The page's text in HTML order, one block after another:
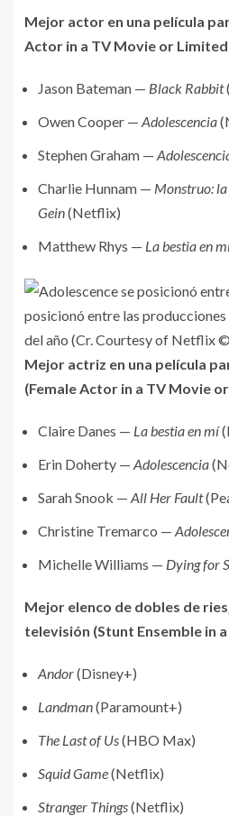
Mejor actor en una película
Actor in a TV Movie or Limited
Jason Bateman — Black Rabbit
Owen Cooper — Adolescencia
Stephen Graham —
Charlie Hunnam — Monstruo:
Gein(Netflix)
Matthew Rhys — La bestia en
posicionó entre las
del año (Cr. Courtesy of Netflix
Mejor actriz en una película
(Female Actor in a TV Movie
Claire Danes — La bestia en mí
Erin Doherty — Adolescencia
Sarah Snook — All Her Fault
Christine Tremarco —
Michelle Williams — Dying for
Mejor elenco de dobles de
televisión (Stunt Ensemble in
Andor(Disney+)
Landman(Paramount+)
The Last of Us(HBO Max)
Squid Game(Netflix)
Stranger Things(Netflix)